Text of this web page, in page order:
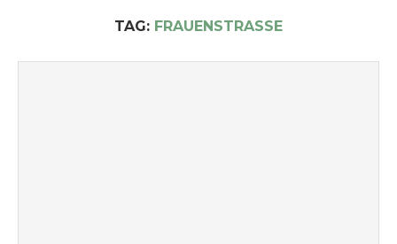
TAG: FRAUENSTRASSE